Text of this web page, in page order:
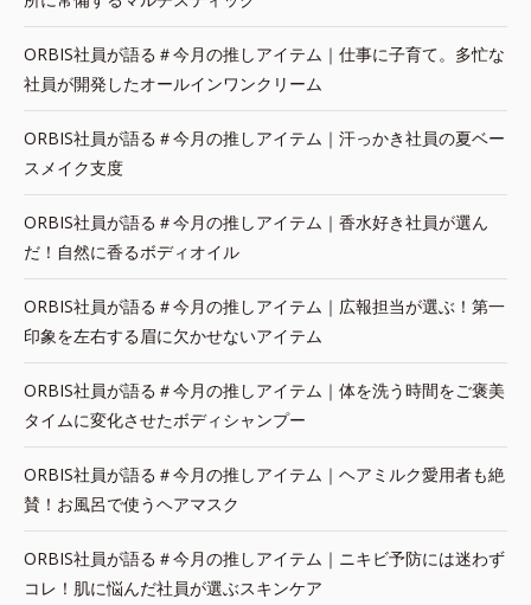
ORBIS社員が語る＃今月の推しアイテム｜仕事に子育て。多忙な
社員が開発したオールインワンクリーム
ORBIS社員が語る＃今月の推しアイテム｜汗っかき社員の夏ベー
スメイク支度
ORBIS社員が語る＃今月の推しアイテム｜香水好き社員が選ん
だ！自然に香るボディオイル
ORBIS社員が語る＃今月の推しアイテム｜広報担当が選ぶ！第一
印象を左右する眉に欠かせないアイテム
ORBIS社員が語る＃今月の推しアイテム｜体を洗う時間をご褒美
タイムに変化させたボディシャンプー
ORBIS社員が語る＃今月の推しアイテム｜ヘアミルク愛用者も絶
賛！お風呂で使うヘアマスク
ORBIS社員が語る＃今月の推しアイテム｜ニキビ予防には迷わず
コレ！肌に悩んだ社員が選ぶスキンケア